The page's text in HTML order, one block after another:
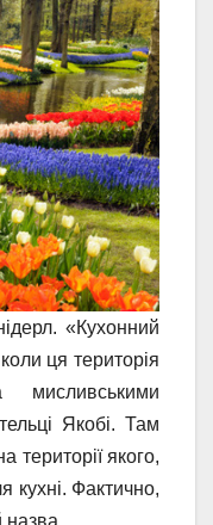
«Кухонний
ця територія
мисливськими
Якобі. Там
території якого,
кухні. Фактично,